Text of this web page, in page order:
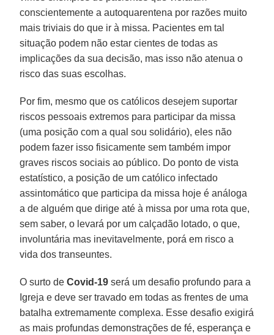
conscientemente a autoquarentena por razões muito
mais triviais do que ir à missa. Pacientes em tal
situação podem não estar cientes de todas as
implicações da sua decisão, mas isso não atenua o
risco das suas escolhas.
Por fim, mesmo que os católicos desejem suportar
riscos pessoais extremos para participar da missa
(uma posição com a qual sou solidário), eles não
podem fazer isso fisicamente sem também impor
graves riscos sociais ao público. Do ponto de vista
estatístico, a posição de um católico infectado
assintomático que participa da missa hoje é análoga
a de alguém que dirige até à missa por uma rota que,
sem saber, o levará por um calçadão lotado, o que,
involuntária mas inevitavelmente, porá em risco a
vida dos transeuntes.
O surto deCovid-19 será um desafio profundo para a
Igreja e deve ser travado em todas as frentes de uma
batalha extremamente complexa. Esse desafio exigirá
as mais profundas demonstrações de fé, esperança e